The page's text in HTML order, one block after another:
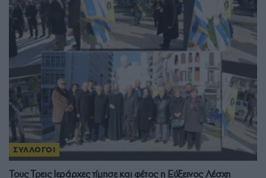
ΣΥΛΛΟΓΟΙ
Τους Τρεις Ιεράρχες τίμησε και φέτος η Εύξεινος Λέσχη